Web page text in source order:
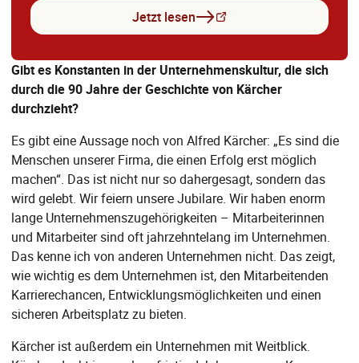
Jetzt lesen
Gibt es Konstanten in der Unternehmenskultur, die sich
durch die 90 Jahre der Geschichte von Kärcher
durchzieht?
Es gibt eine Aussage noch von Alfred Kärcher: „Es sind die
Menschen unserer Firma, die einen Erfolg erst möglich
machen“. Das ist nicht nur so dahergesagt, sondern das
wird gelebt. Wir feiern unsere Jubilare. Wir haben enorm
lange Unternehmenszugehörigkeiten – Mitarbeiterinnen
und Mitarbeiter sind oft jahrzehntelang im Unternehmen.
Das kenne ich von anderen Unternehmen nicht. Das zeigt,
wie wichtig es dem Unternehmen ist, den Mitarbeitenden
Karrierechancen, Entwicklungsmöglichkeiten und einen
sicheren Arbeitsplatz zu bieten.
Kärcher ist außerdem ein Unternehmen mit Weitblick.